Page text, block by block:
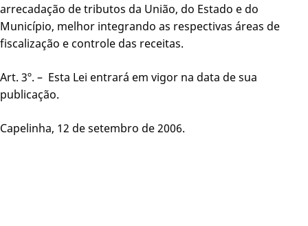
arrecadação de tributos da União, do Estado e do
Município, melhor integrando as respectivas áreas de
fiscalização e controle das receitas.
Art. 3º. – Esta Lei entrará em vigor na data de sua
publicação.
Capelinha, 12 de setembro de 2006.